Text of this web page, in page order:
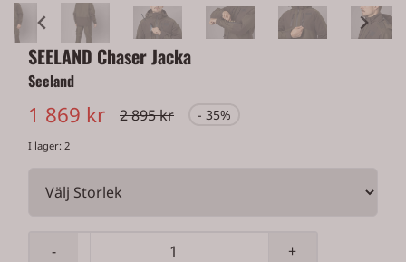
SEELAND Chaser Jacka
Seeland
1 869 kr 2 895 kr - 35%
I lager: 2
- +